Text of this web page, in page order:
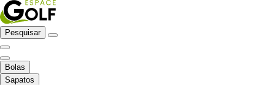
Pesquisar
Bolas
Sapatos